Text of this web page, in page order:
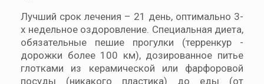
Лучший срок лечения – 21 день, оптимально 3-
х недельное оздоровление. Специальная диета,
обязательные пешие прогулки (терренкур -
дорожки более 100 км), дозированное питье
глотками из керамической или фарфоровой
посуды (никакого пластика) до еды (от